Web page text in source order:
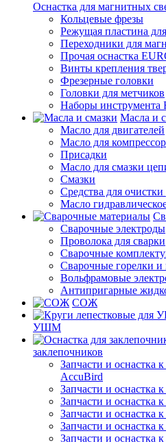
Оснастка для магнитных
Кольцевые фрезы
Режущая пластина
Переходники для
Прочая оснастка
Винты крепления
Фрезерные головки
Головки для метчиков
Наборы инструмента
Масла и
Масло для двигателей
Масло для
Присадки
Масло для смазки
Смазки
Средства для очистки
Масло
Сварочные электроды
Проволока для сварки
Сварочные
Сварочные горелки и
Вольфрамовые
Антипригарные
СОЖ
УШМ
заклепочников
Запчасти и оснастка
AccuBird
Запчасти и оснастка
Запчасти и оснастка
Запчасти и оснастка
Запчасти и оснастка
Запчасти и оснастка